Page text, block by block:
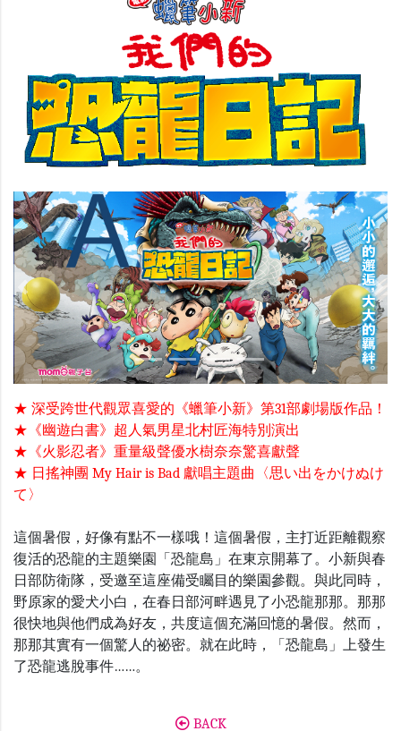
Previous
★ 深受跨世代觀眾喜愛的《蠟筆小新》第31部劇場版作品！
★《幽遊白書》超人氣男星北村匠海特別演出
★《火影忍者》重量級聲優水樹奈奈驚喜獻聲
★ 日搖神團 My Hair is Bad 獻唱主題曲〈思い出をかけぬけ
て〉
這個暑假，好像有點不一樣哦！這個暑假，主打近距離觀察
復活的恐龍的主題樂園「恐龍島」在東京開幕了。小新與春
日部防衛隊，受邀至這座備受矚目的樂園參觀。與此同時，
野原家的愛犬小白，在春日部河畔遇見了小恐龍那那。那那
很快地與他們成為好友，共度這個充滿回憶的暑假。然而，
那那其實有一個驚人的祕密。就在此時，「恐龍島」上發生
了恐龍逃脫事件……。
BACK